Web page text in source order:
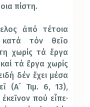
πίστη.
ἀπό τέτοια
κατά τόν θεῖο
χωρίς τά ἔργα
τά ἔργα χωρίς
δέν ἔχει μέσα
(Α´ Τιμ. 6, 13),
πού εἶπε·